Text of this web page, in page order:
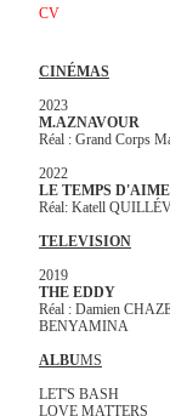
CV
CINÉMAS
2023
M.AZNAVOUR
Réal : Grand Corps
2022
LE TEMPS
Réal: Katell
TELEVISION
2019
THE EDDY
Réal : Damien
BENYAMINA
ALBUMS
LET'S BASH
LOVE MATTERS